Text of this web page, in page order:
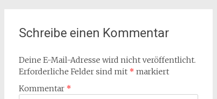
Schreibe einen Kommentar
Deine E-Mail-Adresse wird nicht veröffentlicht.
Erforderliche Felder sind mit * markiert
Kommentar *